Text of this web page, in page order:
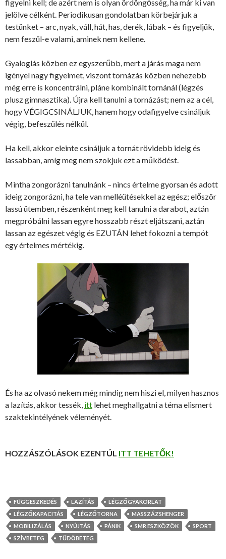
figyelni kell; de azért nem is olyan ördöngősség, ha már ki van
jelölve célként. Periodikusan gondolatban körbejárjuk a
testünket – arc, nyak, váll, hát, has, derék, lábak – és figyeljük,
nem feszül-e valami, aminek nem kellene.
Gyaloglás közben ez egyszerűbb, mert a járás maga nem
igényel nagy figyelmet, viszont tornázás közben nehezebb
még erre is koncentrálni, pláne kombinált tornánál (légzés
plusz gimnasztika). Újra kell tanulni a tornázást; nem az a cél,
hogy VÉGIGCSINÁLJUK, hanem hogy odafigyelve csináljuk
végig, befeszülés nélkül.
Ha kell, akkor eleinte csináljuk a tornát rövidebb ideig és
lassabban, amíg meg nem szokjuk ezt a működést.
Mintha zongorázni tanulnánk – nincs értelme gyorsan és adott
ideig zongorázni, ha tele van melléütésekkel az egész; először
lassú ütemben, részenként meg kell tanulni a darabot, aztán
megpróbálni lassan egyre hosszabb részt eljátszani, aztán
lassan az egészet végig és EZUTÁN lehet fokozni a tempót
egy értelmes mértékig.
És ha az olvasó nekem még mindig nem hiszi el, milyen hasznos
a lazítás, akkor tessék, itt lehet meghallgatni a téma elismert
szaktekintélyének véleményét.
HOZZÁSZÓLÁSOK EZENTÚL ITT TEHETŐK!
FÜGGESZKEDÉS LAZÍTÁS
LÉGZŐGYAKORLAT
LÉGZŐKAPACITÁS
LÉGZŐTORNA
MASSZÁZSHENGER
MOBILIZÁLÁS
NYÚJTÁS PÁNIK SMR ESZKÖZÖK
SPORT
SZÍVBETEG
TÜDŐBETEG